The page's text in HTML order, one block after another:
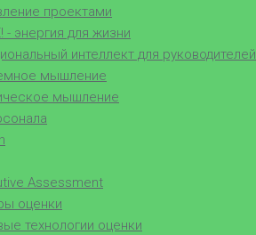
проектами
- энергия для жизни
интеллект для руководителей
мышление
мышление
Assessment
оценки
технологии оценки